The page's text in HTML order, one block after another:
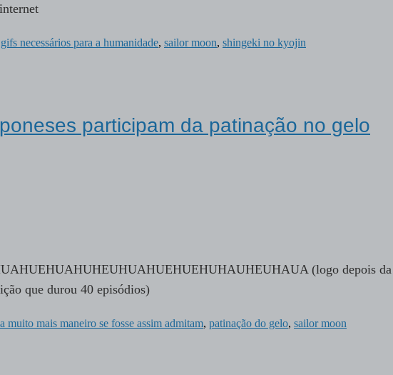
gifs necessários para a humanidade, sailor moon, shingeki no kyojin
participam da patinação no gelo
(logo depois da
que durou 40 episódios)
muito mais maneiro se fosse assim admitam, patinação do gelo, sailor moon